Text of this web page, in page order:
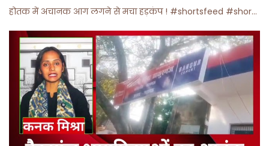
होतक में अचानक आग लगने से मचा हड़कंप ! #shortsfeed #shorts #viralshorts